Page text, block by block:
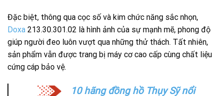
Đặc biệt, thông qua cọc số và kim chức năng sắc nhọn,
Doxa 213.30.301.02 là hình ảnh của sự mạnh mẽ, phong độ
giúp người đeo luôn vượt qua những thử thách. Tất nhiên,
sản phẩm vẫn được trang bị máy cơ cao cấp cùng chất liệu
cứng cáp bảo vệ.
10 hãng đồng hồ Thụy Sỹ nổi